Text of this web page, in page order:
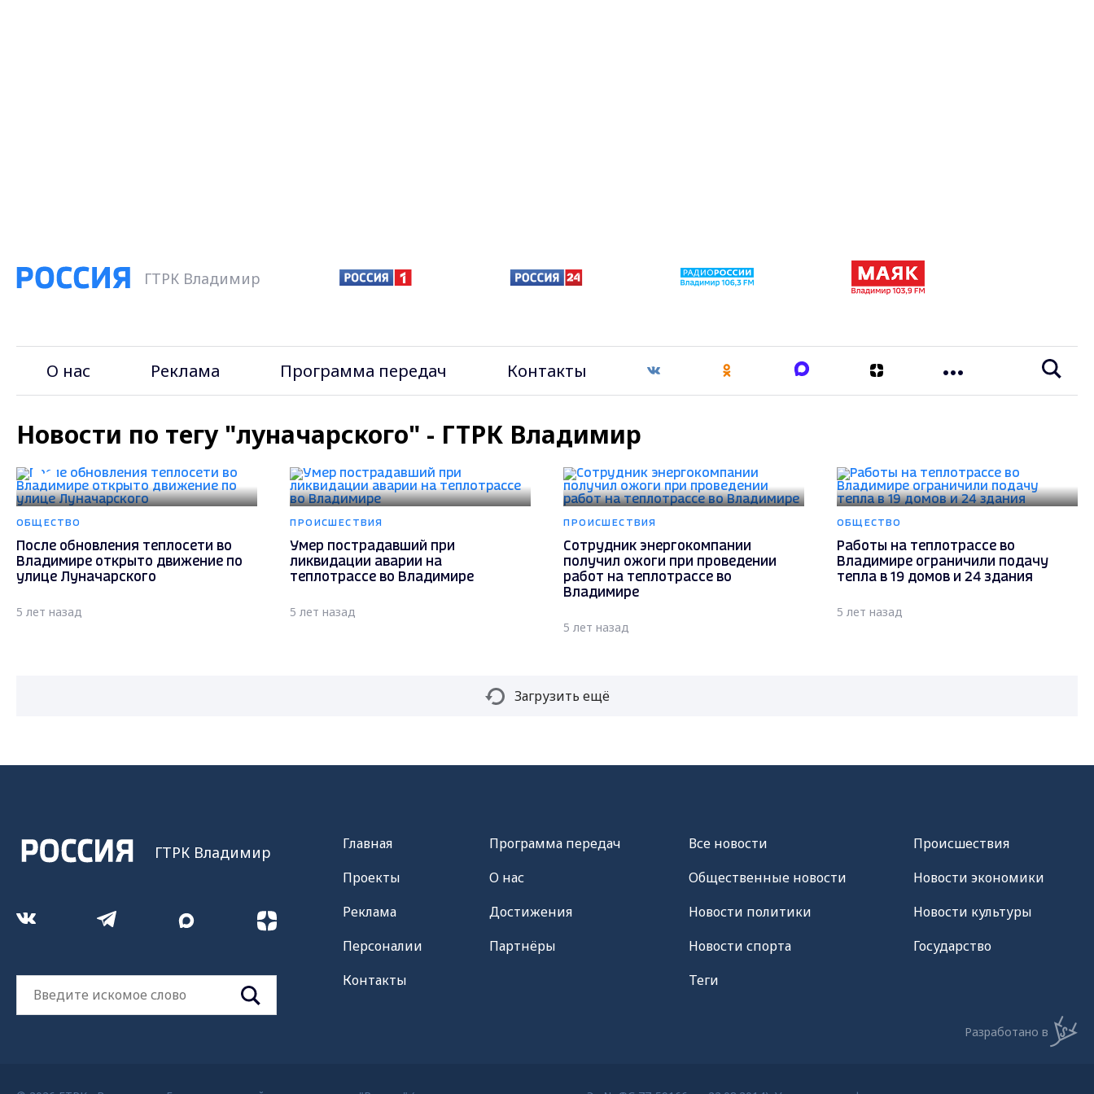
ГТРК Владимир
О нас Реклама Программа передач Контакты
Новости по тегу "луначарского" - ГТРК Владимир
ОБЩЕСТВО
После обновления теплосети во
Владимире открыто движение по
улице Луначарского
5 лет назад
ПРОИСШЕСТВИЯ
Умер пострадавший при
ликвидации аварии на
теплотрассе во Владимире
5 лет назад
ПРОИСШЕСТВИЯ
Сотрудник энергокомпании
получил ожоги при проведении
работ на теплотрассе во
Владимире
5 лет назад
ОБЩЕСТВО
Работы на теплотрассе во
Владимире ограничили подачу
тепла в 19 домов и 24 здания
5 лет назад
Загрузить ещё
ГТРК Владимир
Главная
Проекты
Реклама
Персоналии
Контакты
Программа передач
О нас
Достижения
Партнёры
Все новости
Общественные новости
Новости политики
Новости спорта
Теги
Происшествия
Новости экономики
Новости культуры
Государство
Разработано в